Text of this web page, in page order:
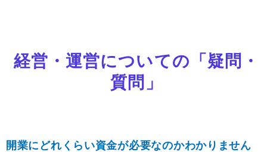
経営・運営についての「疑問・
質問」
開業にどれくらい資金が必要なのかわかりません